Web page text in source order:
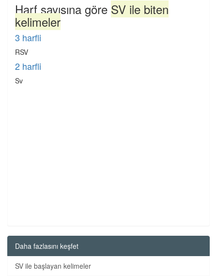
Harf sayısına göre SV ile biten
kelimeler
3 harfli
RSV
2 harfli
Sv
Daha fazlasını keşfet
SV ile başlayan kelimeler